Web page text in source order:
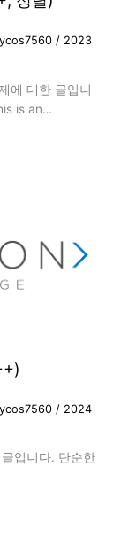
/ 2023
에 대한 글입니
is an…
/ 2024
입니다. 단순한